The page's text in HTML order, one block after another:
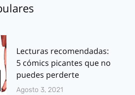
Lecturas recomendadas:
5 cómics picantes que no
puedes perderte
Agosto 3, 2021